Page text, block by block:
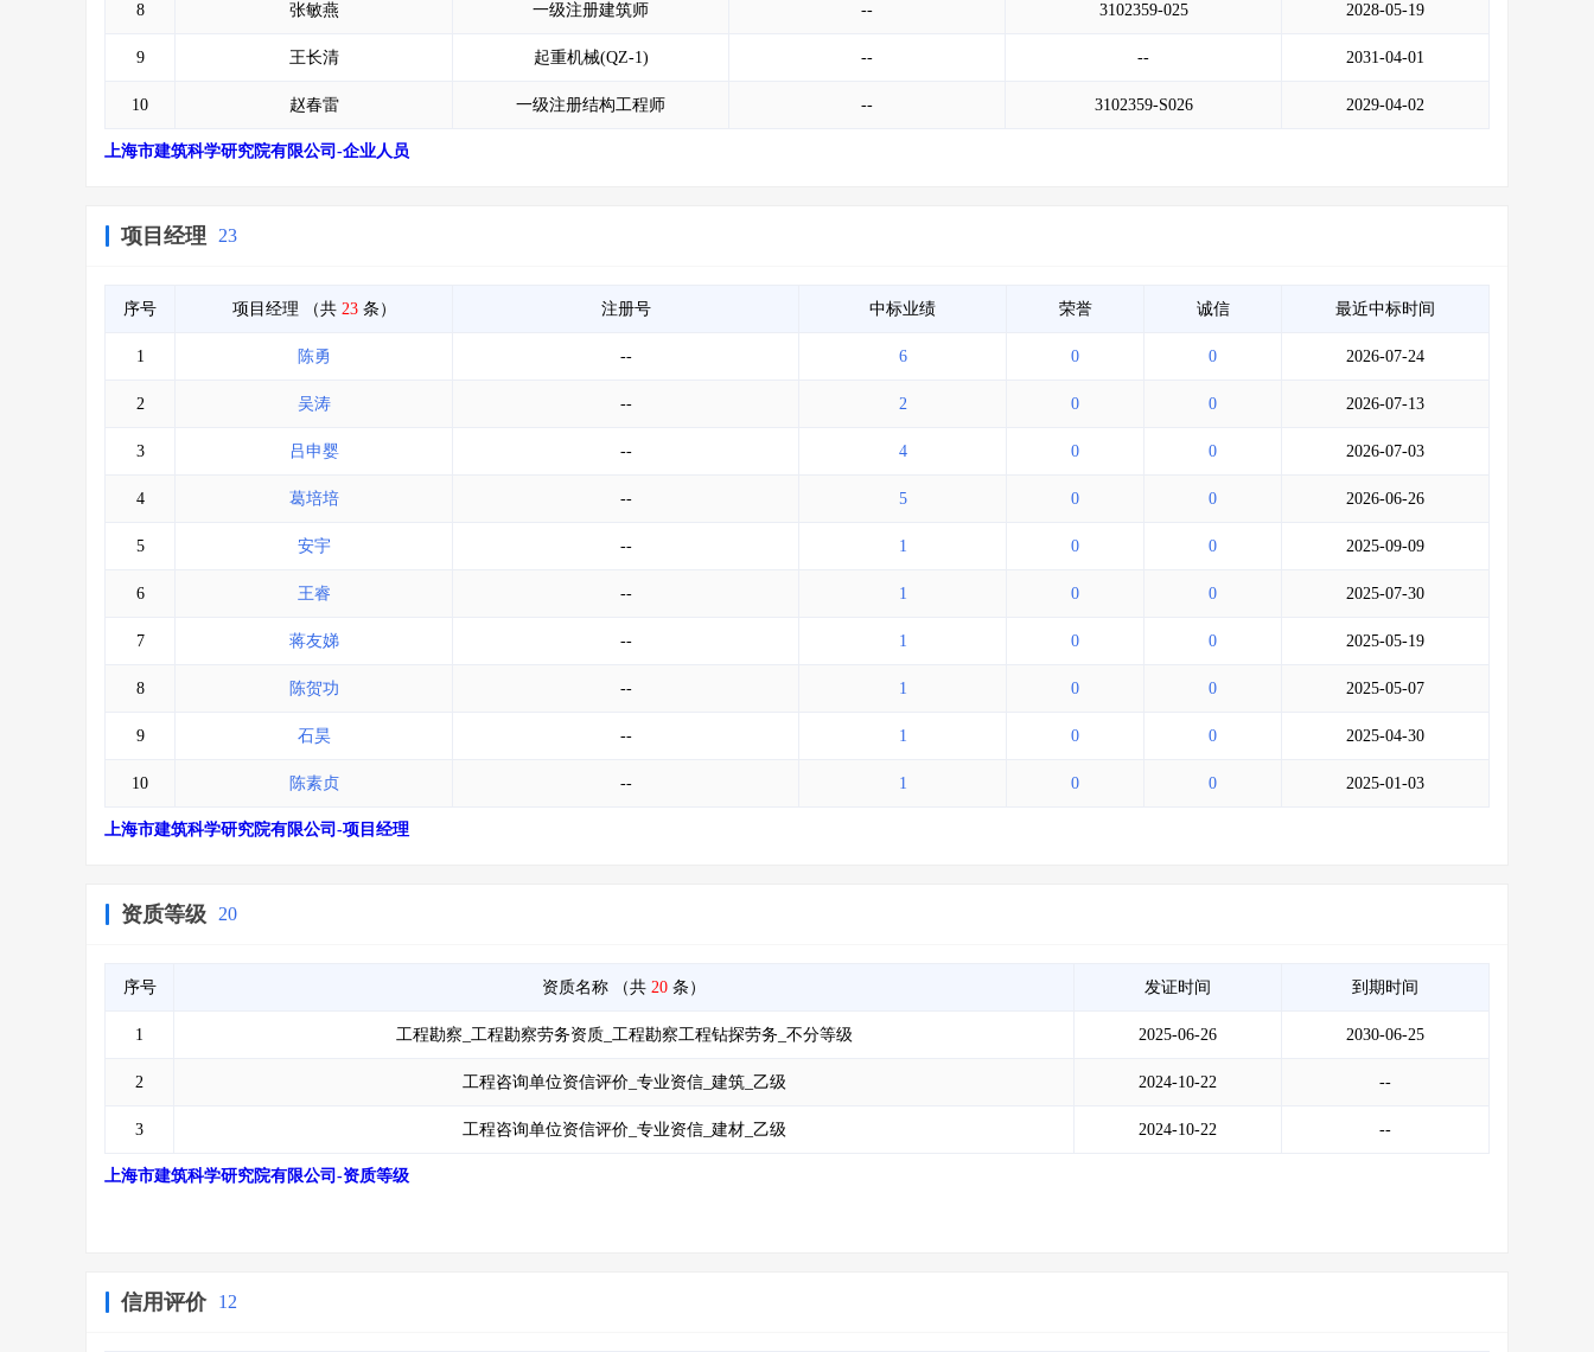
8 张敏燕 一级注册建筑师 -- 3102359-025 2028-05-19
9 王长清 起重机械(QZ-1) -- -- 2031-04-01
10 赵春雷 一级注册结构工程师 -- 3102359-S026 2029-04-02
上海市建筑科学研究院有限公司-企业人员
项目经理 23
序号 项目经理 （共 23条） 注册号 中标业绩 荣誉 诚信 最近中标时间
1 陈勇 -- 6 0 0 2026-07-24
2 吴涛 -- 2 0 0 2026-07-13
3 吕申婴 -- 4 0 0 2026-07-03
4 葛培培 -- 5 0 0 2026-06-26
5 安宇 -- 1 0 0 2025-09-09
6 王睿 -- 1 0 0 2025-07-30
7 蒋友娣 -- 1 0 0 2025-05-19
8 陈贺功 -- 1 0 0 2025-05-07
9 石昊 -- 1 0 0 2025-04-30
10 陈素贞 -- 1 0 0 2025-01-03
上海市建筑科学研究院有限公司-项目经理
资质等级 20
序号 资质名称 （共 20 条） 发证时间 到期时间
1 工程勘察_工程勘察劳务资质_工程勘察工程钻探劳务_不分等级 2025-06-26 2030-06-25
2 工程咨询单位资信评价_专业资信_建筑_乙级 2024-10-22 --
3 工程咨询单位资信评价_专业资信_建材_乙级 2024-10-22 --
上海市建筑科学研究院有限公司-资质等级
信用评价 12